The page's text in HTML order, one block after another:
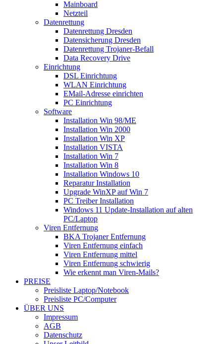
Mainboard
Netzteil
Datenrettung
Datenrettung Dresden
Datensicherung Dresden
Datenrettung Trojaner-Befall
Data Recovery Drive
Einrichtung
DSL Einrichtung
WLAN Einrichtung
EMail-Adresse einrichten
PC Einrichtung
Software
Installation Win 98/ME
Installation Win 2000
Installation Win XP
Installation VISTA
Installation Win 7
Installation Win 8
Installation Windows 10
Reparatur Installation
Upgrade WinXP auf Win 7
PC Treiber Installation
Windows 11 Update-Installation auf alten
PC/Laptop
Viren Entfernung
BKA Trojaner Entfernung
Viren Entfernung einfach
Viren Entfernung mittel
Viren Entfernung schwierig
Wie erkennt man Viren-Mails?
PREISE
Preisliste Laptop/Notebook
Preisliste PC/Computer
ÜBER UNS
Impressum
AGB
Datenschutz